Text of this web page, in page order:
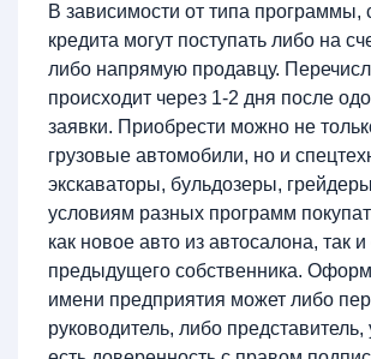
В зависимости от типа программы,
кредита могут поступать либо на
либо напрямую продавцу.
происходит через 1-2 дня после
заявки. Приобрести можно не
грузовые автомобили, но и
экскаваторы, бульдозеры,
условиям разных программ
как новое авто из автосалона, так и
предыдущего собственника.
имени предприятия может либо
руководитель, либо представитель,